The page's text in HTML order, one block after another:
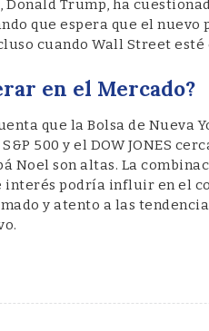
Donald Trump, ha
que espera que el
cuando Wall Street esté
en el Mercado?
que la Bolsa de Nueva
500 y el DOW JONES
Noel son altas. La
interés podría influir en el
y atento a las